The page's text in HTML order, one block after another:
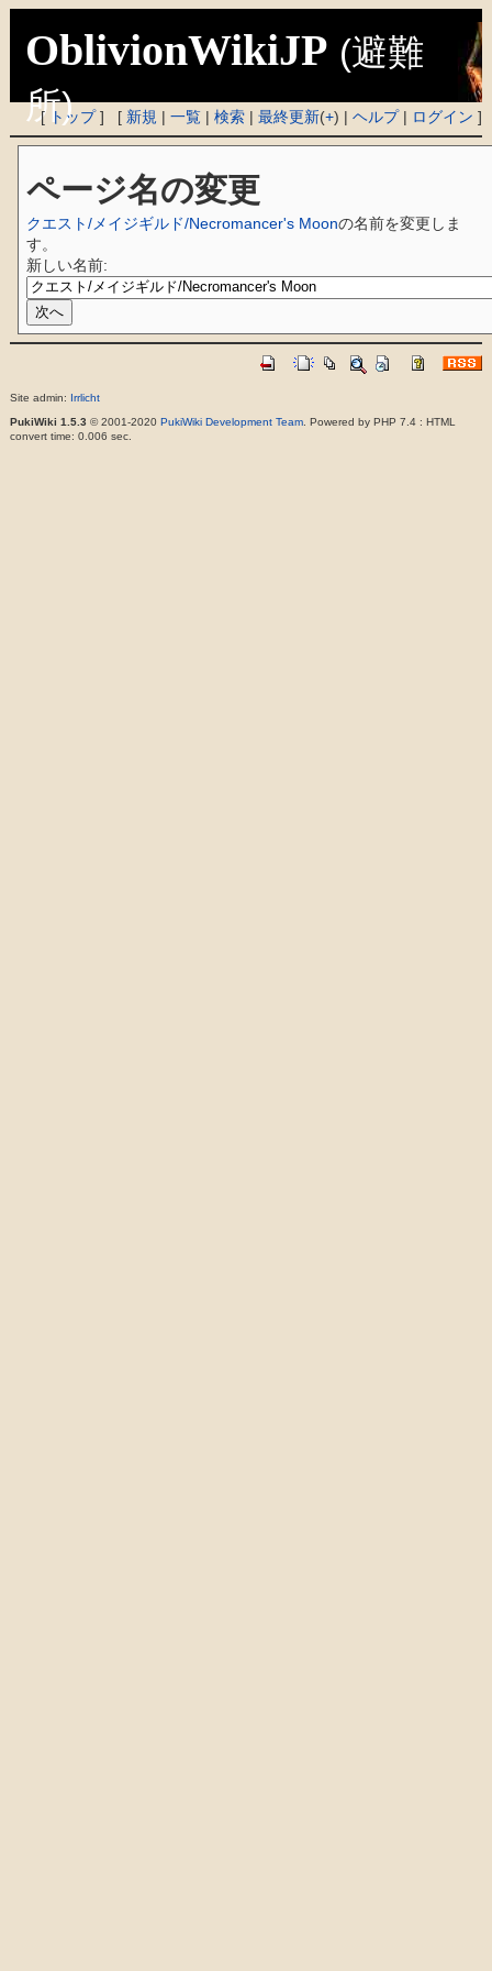
OblivionWikiJP (避難
所)
[ トップ] [ 新規 |一覧 |検索 |最終更新(+) |ヘルプ| ログイン ]
ページ名の変更
クエスト/メイジギルド/Necromancer's Moonの名前を変更しま
す。
新しい名前:
Site admin: Irrlicht
PukiWiki 1.5.3 © 2001-2020 PukiWiki Development Team. Powered by PHP 7.4 : HTML
convert time: 0.006 sec.